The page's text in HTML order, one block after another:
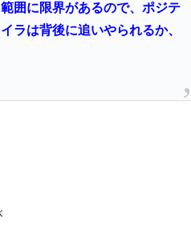
囲に限界があるので、ポジテ
ラは背後に追いやられるか、